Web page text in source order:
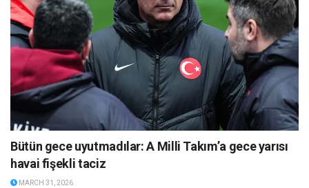
Bütün gece uyutmadılar: A Milli Takım’a gece yarısı
havai fişekli taciz
MARCH 31, 2026